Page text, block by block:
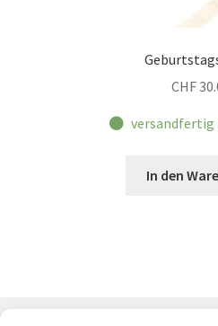
CHF
versandfertig
In den